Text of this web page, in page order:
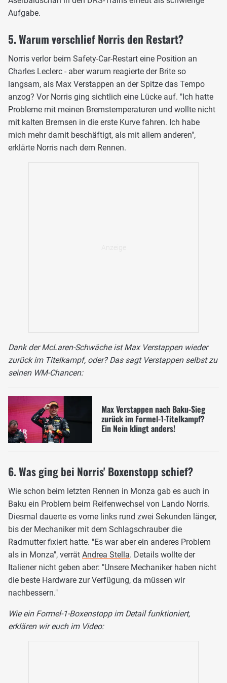
Aufgabe.
5. Warum verschlief Norris den Restart?
Norris verlor beim Safety-Car-Restart eine Position an
Charles Leclerc - aber warum reagierte der Brite so
langsam, als Max Verstappen an der Spitze das Tempo
anzog? Vor Norris ging sichtlich eine Lücke auf. "Ich hatte
Probleme mit meinen Bremstemperaturen und wollte nicht
mit kalten Bremsen in die erste Kurve fahren. Ich habe
mich mehr damit beschäftigt, als mit allem anderen",
erklärte Norris nach dem Rennen.
Dank der McLaren-Schwäche ist Max Verstappen wieder
zurück im Titelkampf, oder? Das sagt Verstappen selbst zu
seinen WM-Chancen:
Max Verstappen nach Baku-Sieg
zurück im Formel-1-Titelkampf?
Ein Nein klingt anders!
6. Was ging bei Norris' Boxenstopp schief?
Wie schon beim letzten Rennen in Monza gab es auch in
Baku ein Problem beim Reifenwechsel von Lando Norris.
Diesmal dauerte es vorne links rund zwei Sekunden länger,
bis der Mechaniker mit dem Schlagschrauber die
Radmutter fixiert hatte. "Es war aber ein anderes Problem
als in Monza", verrät Andrea Stella. Details wollte der
Italiener nicht geben aber: "Unsere Mechaniker haben nicht
die beste Hardware zur Verfügung, da müssen wir
nachbessern."
Wie ein Formel-1-Boxenstopp im Detail funktioniert,
erklären wir euch im Video: